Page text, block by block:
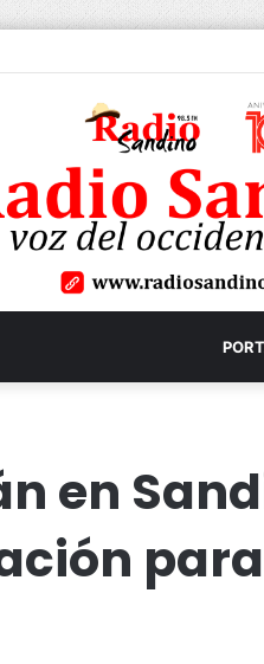
en